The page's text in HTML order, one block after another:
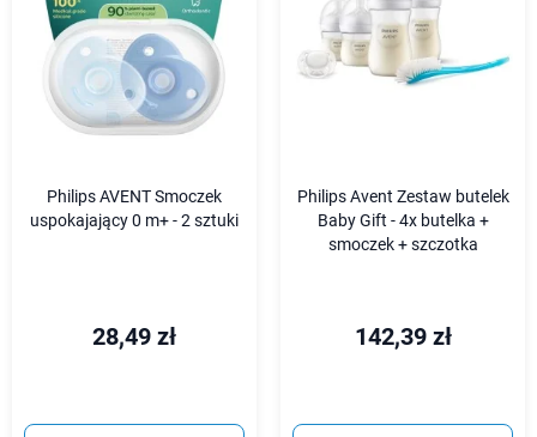
Philips AVENT Smoczek
uspokajający 0 m+ - 2 sztuki
28,49 zł
Philips Avent Zestaw butelek
Baby Gift - 4x butelka +
smoczek + szczotka
142,39 zł